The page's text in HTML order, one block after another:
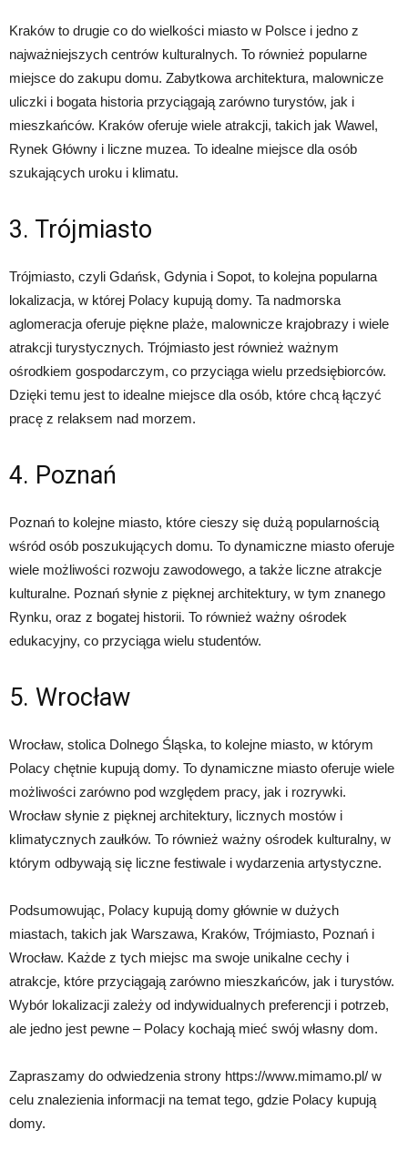
Kraków to drugie co do wielkości miasto w Polsce i jedno z
najważniejszych centrów kulturalnych. To również popularne
miejsce do zakupu domu. Zabytkowa architektura, malownicze
uliczki i bogata historia przyciągają zarówno turystów, jak i
mieszkańców. Kraków oferuje wiele atrakcji, takich jak Wawel,
Rynek Główny i liczne muzea. To idealne miejsce dla osób
szukających uroku i klimatu.
3. Trójmiasto
Trójmiasto, czyli Gdańsk, Gdynia i Sopot, to kolejna popularna
lokalizacja, w której Polacy kupują domy. Ta nadmorska
aglomeracja oferuje piękne plaże, malownicze krajobrazy i wiele
atrakcji turystycznych. Trójmiasto jest również ważnym
ośrodkiem gospodarczym, co przyciąga wielu przedsiębiorców.
Dzięki temu jest to idealne miejsce dla osób, które chcą łączyć
pracę z relaksem nad morzem.
4. Poznań
Poznań to kolejne miasto, które cieszy się dużą popularnością
wśród osób poszukujących domu. To dynamiczne miasto oferuje
wiele możliwości rozwoju zawodowego, a także liczne atrakcje
kulturalne. Poznań słynie z pięknej architektury, w tym znanego
Rynku, oraz z bogatej historii. To również ważny ośrodek
edukacyjny, co przyciąga wielu studentów.
5. Wrocław
Wrocław, stolica Dolnego Śląska, to kolejne miasto, w którym
Polacy chętnie kupują domy. To dynamiczne miasto oferuje wiele
możliwości zarówno pod względem pracy, jak i rozrywki.
Wrocław słynie z pięknej architektury, licznych mostów i
klimatycznych zaułków. To również ważny ośrodek kulturalny, w
którym odbywają się liczne festiwale i wydarzenia artystyczne.
Podsumowując, Polacy kupują domy głównie w dużych
miastach, takich jak Warszawa, Kraków, Trójmiasto, Poznań i
Wrocław. Każde z tych miejsc ma swoje unikalne cechy i
atrakcje, które przyciągają zarówno mieszkańców, jak i turystów.
Wybór lokalizacji zależy od indywidualnych preferencji i potrzeb,
ale jedno jest pewne – Polacy kochają mieć swój własny dom.
Zapraszamy do odwiedzenia strony https://www.mimamo.pl/ w
celu znalezienia informacji na temat tego, gdzie Polacy kupują
domy.